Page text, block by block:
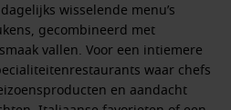
wisselende menu’s
gecombineerd met
vallen. Voor een intiemere
waar chefs
en aandacht